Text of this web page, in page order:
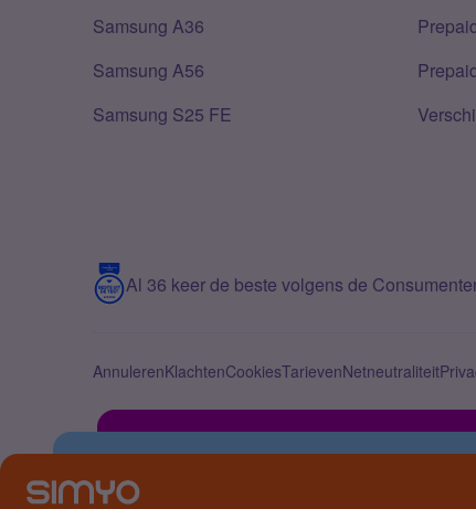
Samsung A36
Samsung A56
Samsung S25 FE
Al 36 keer de beste volgens de
AnnulerenKlachtenCookiesTarievenNetneutraliteit